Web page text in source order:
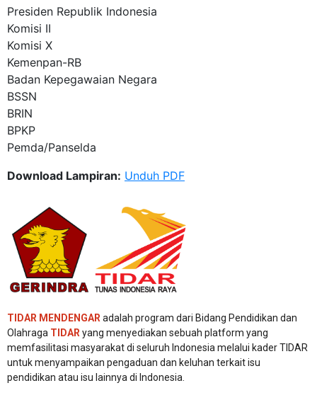
Presiden Republik Indonesia
Komisi II
Komisi X
Kemenpan-RB
Badan Kepegawaian Negara
BSSN
BRIN
BPKP
Pemda/Panselda
Download Lampiran: Unduh PDF
TIDAR MENDENGAR adalah program dari Bidang Pendidikan dan
Olahraga TIDAR yang menyediakan sebuah platform yang
memfasilitasi masyarakat di seluruh Indonesia melalui kader TIDAR
untuk menyampaikan pengaduan dan keluhan terkait isu
pendidikan atau isu lainnya di Indonesia.